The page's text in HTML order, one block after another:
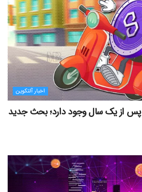
اخبار آلتکوین
احتمال احیای MATIC پس از یک سال وجود دارد؛ بحث جدید